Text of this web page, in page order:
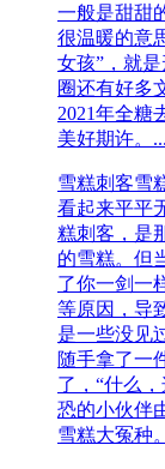
一般是甜甜
很温暖的意
女孩”，就
圈还有好多
2021年全糖
美好期许。
雪糕刺客雪
看起来平平
糕刺客，是
的雪糕。但
了你一剑一
等原因，导
是一些没见
随手拿了一
了，“什么
恐的小伙伴
雪糕大冤种